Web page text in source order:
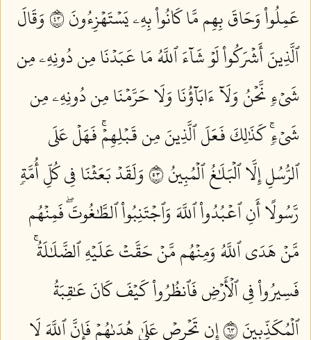
عَمِلُواْ وَحَاقَ بِهِم مَّا كَانُواْ بِهِۦ يَسۡتَهۡزِءُونَ ٣٤
وَقَالَ
ٱلَّذِينَ أَشۡرَكُواْ لَوۡ شَآءَ ٱللَّهُ مَا عَبَدۡنَا مِن دُونِهِۦ مِن
شَيۡءٖ نَّحۡنُ وَلَآ ءَابَآؤُنَا وَلَا حَرَّمۡنَا مِن دُونِهِۦ مِن
شَيۡءٖۚ كَذَٰلِكَ فَعَلَ ٱلَّذِينَ مِن قَبۡلِهِمۡۚ فَهَلۡ عَلَى
ٱلرُّسُلِ إِلَّا ٱلۡبَلَٰغُ ٱلۡمُبِينُ ٣٥
وَلَقَدۡ بَعَثۡنَا فِي كُلِّ أُمَّةٖ
رَّسُولًا أَنِ ٱعۡبُدُواْ ٱللَّهَ وَٱجۡتَنِبُواْ ٱلطَّٰغُوتَۖ فَمِنۡهُم
مَّنۡ هَدَى ٱللَّهُ وَمِنۡهُم مَّنۡ حَقَّتۡ عَلَيۡهِ ٱلضَّلَٰلَةُۚ
فَسِيرُواْ فِي ٱلۡأَرۡضِ فَٱنظُرُواْ كَيۡفَ كَانَ عَٰقِبَةُ
ٱلۡمُكَذِّبِينَ ٣٦
إِن تَحۡرِصۡ عَلَىٰ هُدَىٰهُمۡ فَإِنَّ ٱللَّهَ لَا